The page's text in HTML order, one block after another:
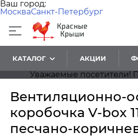
Ваш город:
МоскваСанкт-Петербург
КАТАЛОГ АКЦИИ
Уважаемые посетители!
Вентиляционно-
коробочка V-box
песчано-